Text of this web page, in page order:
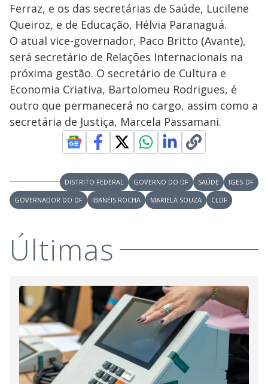
Ferraz, e os das secretárias de Saúde, Lucilene
Queiroz, e de Educação, Hélvia Paranaguá.
O atual vice-governador, Paco Britto (Avante),
será secretário de Relações Internacionais na
próxima gestão. O secretário de Cultura e
Economia Criativa, Bartolomeu Rodrigues, é
outro que permanecerá no cargo, assim como a
secretária de Justiça, Marcela Passamani.
DISTRITO FEDERAL GOVERNO DO DF SAÚDE
IGES-DF
GOVERNADOR DO DF
IBANEIS ROCHA MARIELA SOUZA CLDF
Últimas